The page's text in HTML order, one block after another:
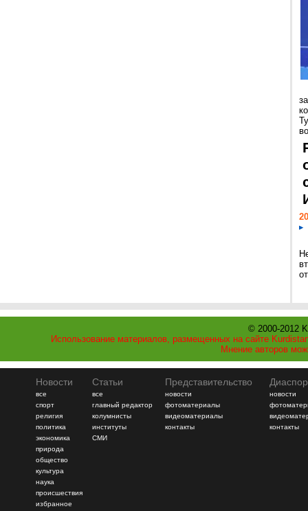
© 2000-2012
Использование материалов, размещенных на сайте
Мнение авторов
Новости
все
спорт
религия
политика
экономика
природа
общество
культура
наука
происшествия
избранное
Статьи
все
главный редактор
колумнисты
институты
СМИ
Представительство
новости
фотоматериалы
видеоматериалы
контакты
новости
контакты